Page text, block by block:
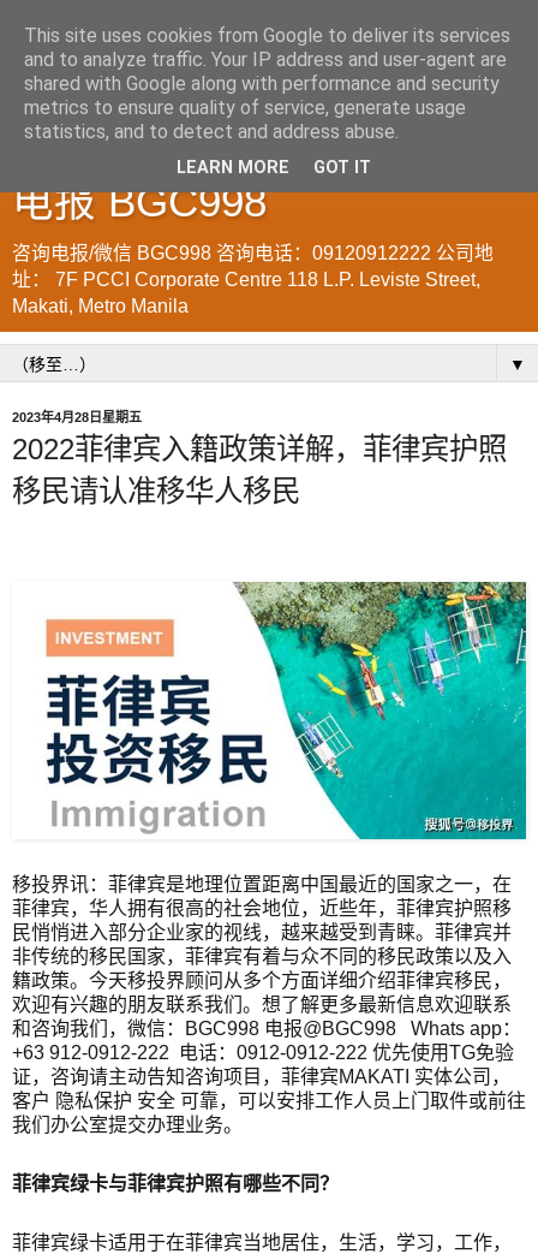
菲律宾998VISA移民公司
WWW.SRRV.DE 咨询微信/
电报 BGC998
咨询电报/微信 BGC998 咨询电话：09120912222 公司地
址： 7F PCCI Corporate Centre 118 L.P. Leviste Street,
Makati, Metro Manila
▼
2023年4月28日星期五
2022菲律宾入籍政策详解，菲律宾护照
移民请认准移华人移民
移投界讯：菲律宾是地理位置距离中国最近的国家之一，在
菲律宾，华人拥有很高的社会地位，近些年，菲律宾护照移
民悄悄进入部分企业家的视线，越来越受到青睐。菲律宾并
非传统的移民国家，菲律宾有着与众不同的移民政策以及入
籍政策。今天移投界顾问从多个方面详细介绍菲律宾移民，
欢迎有兴趣的朋友联系我们。想了解更多最新信息欢迎联系
和咨询我们，微信：BGC998 电报@BGC998 Whats app：
+63 912-0912-222 电话：0912-0912-222 优先使用TG免验
证，咨询请主动告知咨询项目，菲律宾MAKATI 实体公司，
客户 隐私保护 安全 可靠，可以安排工作人员上门取件或前往
我们办公室提交办理业务。
菲律宾绿卡与菲律宾护照有哪些不同？
菲律宾绿卡适用于在菲律宾当地居住，生活，学习，工作，
This site uses cookies from Google to deliver its services
and to analyze traffic. Your IP address and user-agent are
shared with Google along with performance and security
metrics to ensure quality of service, generate usage
statistics, and to detect and address abuse.
LEARN MORE GOT IT